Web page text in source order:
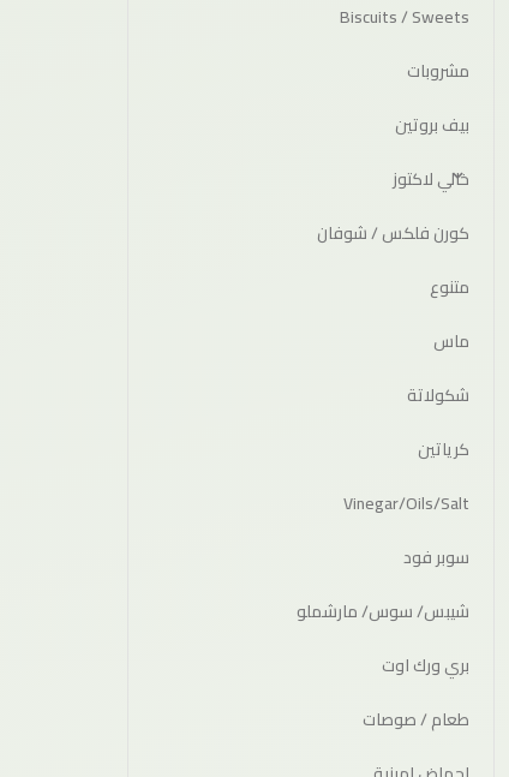
Biscuits / Sweets
مشروبات
بيف بروتين
خالي لاكتوز
كورن فلكس / شوفان
متنوع
ماس
شكولاتة
كرياتين
Vinegar/Oils/Salt
سوبر فود
شيبس/ سوس/ مارشملو
بري ورك اوت
طعام / صوصات